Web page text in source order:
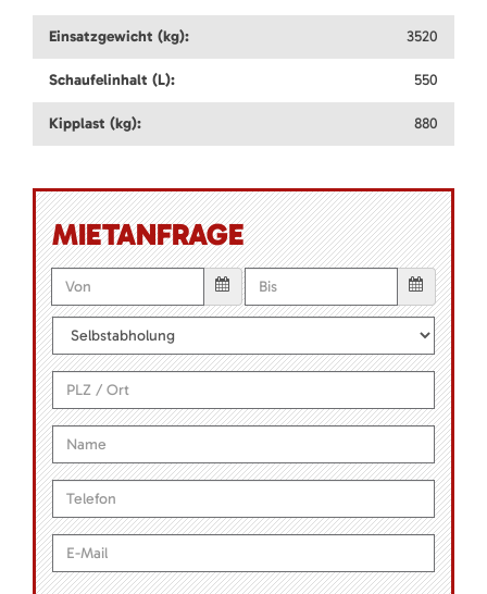
Einsatzgewicht (kg): 3520
Schaufelinhalt (L): 550
Kipplast (kg): 880
MIETANFRAGE